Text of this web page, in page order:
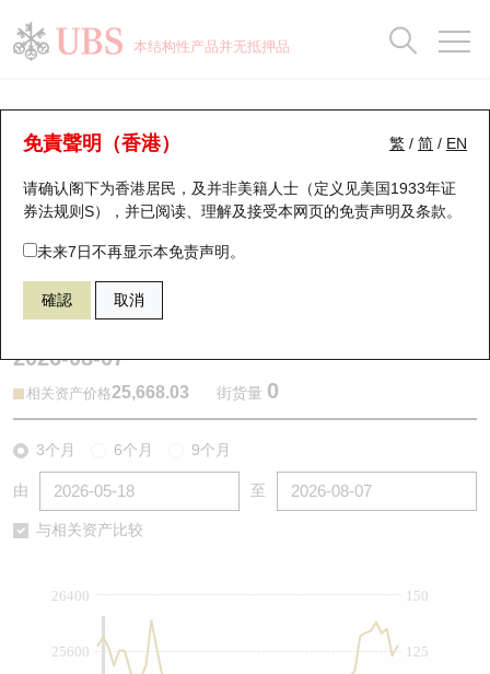
本结构性产品并无抵押品
繁 / 简 / EN
免責聲明（香港）
请确认阁下为香港居民，及并非美籍人士（定义见美国1933年证
券法规则S），并已阅读、理解及接受本网页的免责声明及条款。
未来7日不再显示本免责声明。
確認 取消
牛熊证分析仪
表现 街货统计 比较
58118 瑞银熊证 HSI 恒生指数
2026-08-07
相关资产价格25,668.03 街货量 0
3个月 6个月 9个月
由 至
与相关资产比较
125
150
25600
26400
瑞银认股证一览
新发行瑞银认股证
即将到期认股证
认股证到期结算价查找
认股证分析仪
认股证/牛熊证日志
认股证文件及公告 (瑞信)
街货统计
比较
牛熊全景快搜
牛熊证搜寻
牛熊证街货分布图
正股牛熊证列表
新发行瑞银牛熊证
牛熊证到期结算价查找
街货统计
比较
十大升幅/跌幅
十大认股证成交分布
十天股证占大市成交
资金流
街货统计
正股分析仪
二十大活跃股份
恒指成份股
国指成份股
科指成份股
中资ETFs溢价比较
持股比重
显示所有持股比重
每月轮证大市专题
轮证专栏
讲座及教育短片
认股证投资者教育
牛熊证投资者教育